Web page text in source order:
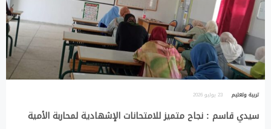
تربية وتعليم 23 يوليو 2026
سيدي قاسم : نجاح متميز للامتحانات الإشهادية لمحاربة الأمية